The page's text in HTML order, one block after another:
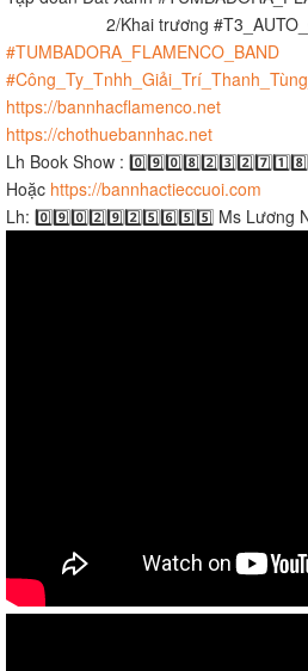
2/Khai trương
#TUMBADORA_FLAMENCO_BAND​​​
https://bannhacflamenco.net​​​
https://chothuebannhac.net​​​
Lh Book Show :
Hoặc https://bannhactieccuoi.com​​​
Lh: 0️⃣9️⃣0️⃣2️⃣9️⃣2️⃣5️⃣6️⃣5️⃣5️⃣ Ms Lương